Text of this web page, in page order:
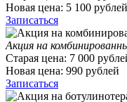
Новая цена: 5 100 рублей
Записаться
Акция на
Старая цена: 7 000
Новая цена: 990 рублей
Записаться